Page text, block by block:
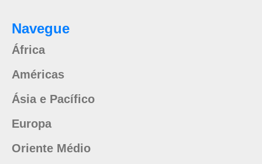
Navegue
África
Américas
Ásia e Pacífico
Europa
Oriente Médio